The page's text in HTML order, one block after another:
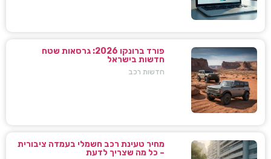
פורד ברונקו 2026: גרסאות שטח
חדשות בישראל
חדשות רכב
מחיר טעינת רכב חשמלי בעמדה ציבורית
– כל מה שצריך לדעת